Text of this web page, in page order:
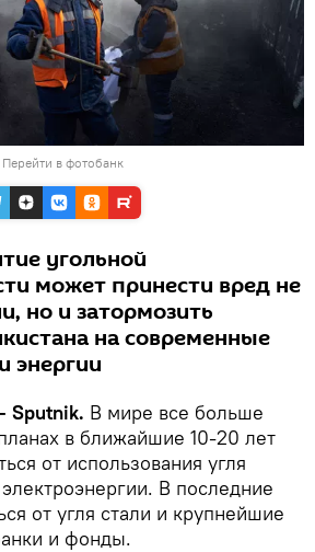
Перейти в фотобанк
угольной
может принести вред не
но и затормозить
на современные
энергии
Sputnik. В мире все больше
в ближайшие 10-20 лет
от использования угля
В последние
от угля стали и крупнейшие
и фонды.